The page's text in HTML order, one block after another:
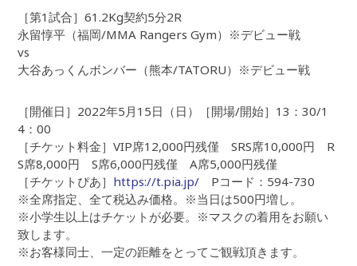
［第1試合］61.2Kg契約5分2R
永留惇平（福岡/MMA Rangers Gym）※デビュー戦
vs
大谷あっくんボンバー（熊本/TATORU）※デビュー戦
［開催日］2022年5月15日（日）［開場/開始］13：30/1
4：00
［チケット料金］VIP席12,000円残僅 SRS席10,000円 R
S席8,000円 S席6,000円残僅 A席5,000円残僅
［チケットぴあ］ https://t.pia.jp/ Pコード：594-730
※全席指定、全て税込み価格。※当日は500円増し。
※小学生以上はチケットが必要。※マスクの着用をお願い
致します。
※お客様同士、一定の距離をとってご観戦頂きます。